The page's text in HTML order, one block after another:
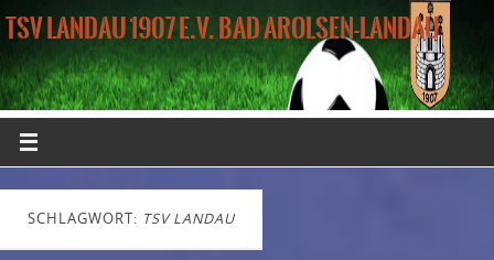
TSV LANDAU 1907 E.V. BAD AROLSEN-LANDAU
SCHLAGWORT: TSV LANDAU